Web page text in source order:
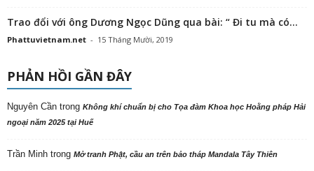
Trao đổi với ông Dương Ngọc Dũng qua bài: “ Đi tu mà có...
Phattuvietnam.net - 15 Tháng Mười, 2019
PHẢN HỒI GẦN ĐÂY
Nguyên Cần trong Không khí chuẩn bị cho Tọa đàm Khoa học Hoằng pháp Hải
ngoại năm 2025 tại Huế
Trần Minh trong Mở tranh Phật, cầu an trên bảo tháp Mandala Tây Thiên